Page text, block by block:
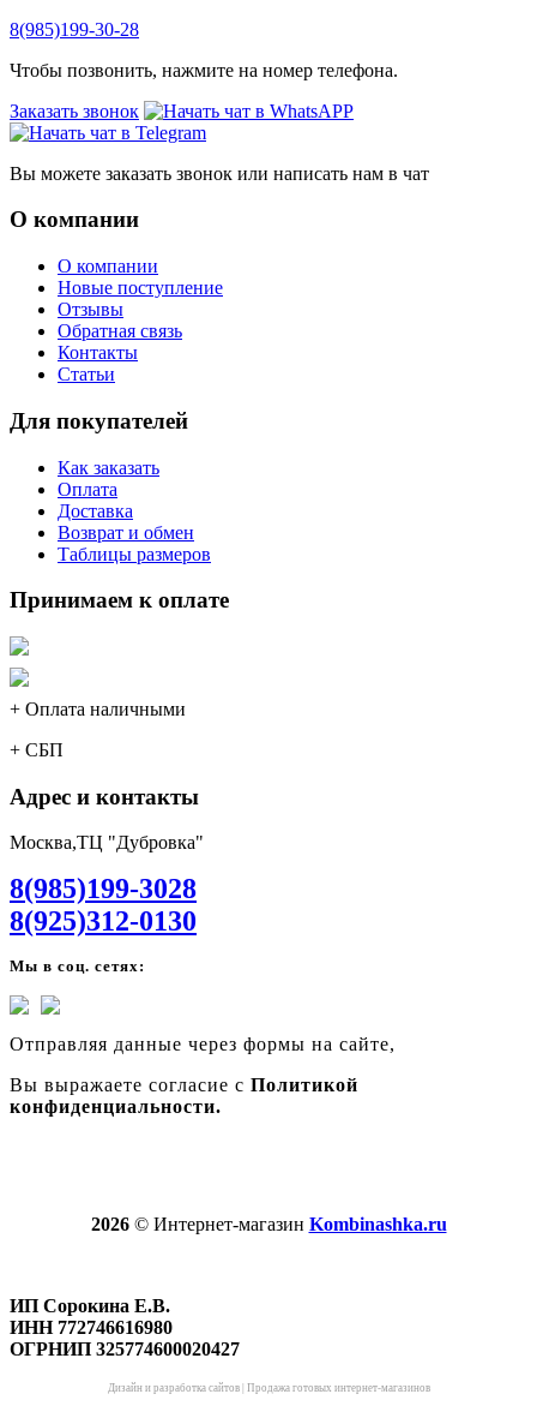
8(985)199-30-28
Чтобы позвонить, нажмите на номер телефона.
Заказать звонок
Вы можете заказать звонок или написать нам в чат
О компании
О компании
Новые поступление
Отзывы
Обратная связь
Контакты
Статьи
Для покупателей
Как заказать
Оплата
Доставка
Возврат и обмен
Таблицы размеров
Принимаем к оплате
+ Оплата наличными
+ СБП
Адрес и контакты
Москва,ТЦ "Дубровка"
8(985)199-3028
8(925)312-0130
Мы в соц. сетях:
Отправляя данные через формы на сайте,
Вы выражаете согласие с Политикой
конфиденциальности.
2026© Интернет-магазин Kombinashka.ru
ИП Сорокина Е.В.
ИНН 772746616980
ОГРНИП 325774600020427
Дизайн и разработка сайтов| Продажа готовых интернет-магазинов